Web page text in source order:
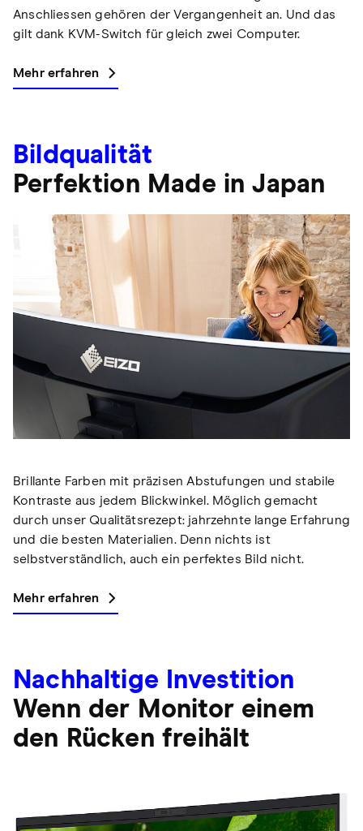
Anschliessen gehören der Vergangenheit an. Und das
gilt dank KVM-Switch für gleich zwei Computer.
Mehr erfahren
Bildqualität
Perfektion Made in Japan
Brillante Farben mit präzisen Abstufungen und stabile
Kontraste aus jedem Blickwinkel. Möglich gemacht
durch unser Qualitätsrezept: jahrzehnte lange Erfahrung
und die besten Materialien. Denn nichts ist
selbstverständlich, auch ein perfektes Bild nicht.
Mehr erfahren
Nachhaltige Investition
Wenn der Monitor einem
den Rücken freihält